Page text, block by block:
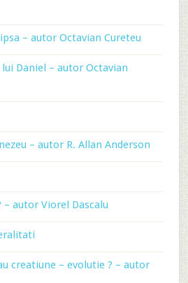
– autor Octavian Cureteu
Daniel – autor Octavian
– autor R. Allan Anderson
– autor Viorel Dascalu
creatiune – evolutie ? – autor